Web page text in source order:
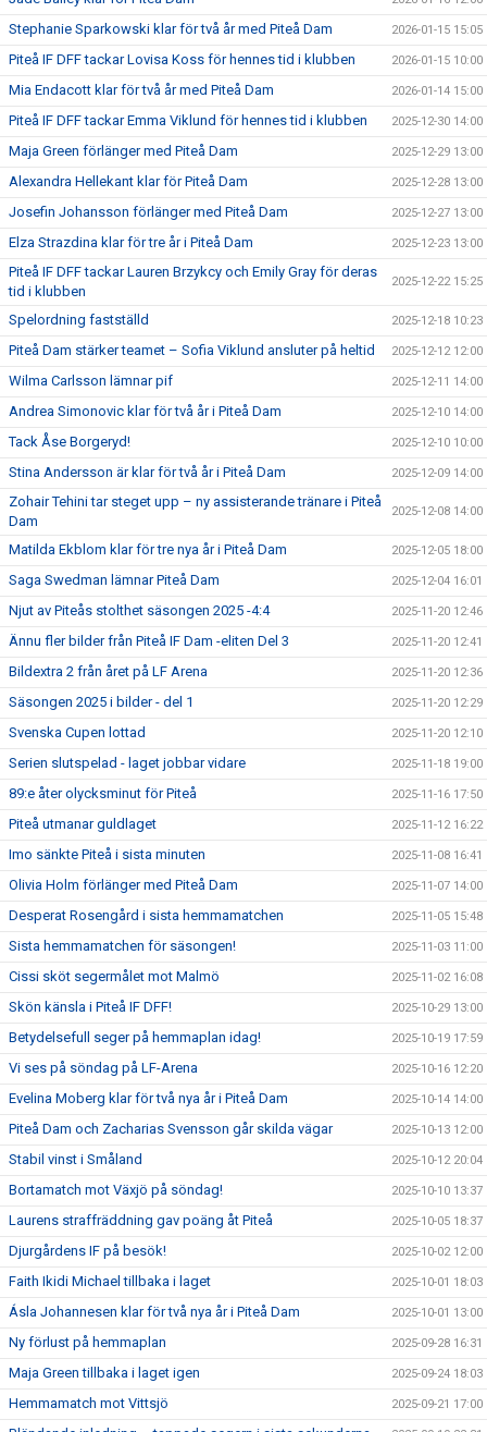
Stephanie Sparkowski klar för två år med Piteå Dam 2026-01-15 15:05
Piteå IF DFF tackar Lovisa Koss för hennes tid i klubben 2026-01-15 10:00
Mia Endacott klar för två år med Piteå Dam 2026-01-14 15:00
Piteå IF DFF tackar Emma Viklund för hennes tid i klubben 2025-12-30 14:00
Maja Green förlänger med Piteå Dam 2025-12-29 13:00
Alexandra Hellekant klar för Piteå Dam 2025-12-28 13:00
Josefin Johansson förlänger med Piteå Dam 2025-12-27 13:00
Elza Strazdina klar för tre år i Piteå Dam 2025-12-23 13:00
Piteå IF DFF tackar Lauren Brzykcy och Emily Gray för deras
tid i klubben
2025-12-22 15:25
Spelordning fastställd 2025-12-18 10:23
Piteå Dam stärker teamet – Sofia Viklund ansluter på heltid 2025-12-12 12:00
Wilma Carlsson lämnar pif 2025-12-11 14:00
Andrea Simonovic klar för två år i Piteå Dam 2025-12-10 14:00
Tack Åse Borgeryd! 2025-12-10 10:00
Stina Andersson är klar för två år i Piteå Dam 2025-12-09 14:00
Zohair Tehini tar steget upp – ny assisterande tränare i Piteå
Dam
2025-12-08 14:00
Matilda Ekblom klar för tre nya år i Piteå Dam 2025-12-05 18:00
Saga Swedman lämnar Piteå Dam 2025-12-04 16:01
Njut av Piteås stolthet säsongen 2025 -4:4 2025-11-20 12:46
Ännu fler bilder från Piteå IF Dam -eliten Del 3 2025-11-20 12:41
Bildextra 2 från året på LF Arena 2025-11-20 12:36
Säsongen 2025 i bilder - del 1 2025-11-20 12:29
Svenska Cupen lottad 2025-11-20 12:10
Serien slutspelad - laget jobbar vidare 2025-11-18 19:00
89:e åter olycksminut för Piteå 2025-11-16 17:50
Piteå utmanar guldlaget 2025-11-12 16:22
Imo sänkte Piteå i sista minuten 2025-11-08 16:41
Olivia Holm förlänger med Piteå Dam 2025-11-07 14:00
Desperat Rosengård i sista hemmamatchen 2025-11-05 15:48
Sista hemmamatchen för säsongen! 2025-11-03 11:00
Cissi sköt segermålet mot Malmö 2025-11-02 16:08
Skön känsla i Piteå IF DFF! 2025-10-29 13:00
Betydelsefull seger på hemmaplan idag! 2025-10-19 17:59
Vi ses på söndag på LF-Arena 2025-10-16 12:20
Evelina Moberg klar för två nya år i Piteå Dam 2025-10-14 14:00
Piteå Dam och Zacharias Svensson går skilda vägar 2025-10-13 12:00
Stabil vinst i Småland 2025-10-12 20:04
Bortamatch mot Växjö på söndag! 2025-10-10 13:37
Laurens straffräddning gav poäng åt Piteå 2025-10-05 18:37
Djurgårdens IF på besök! 2025-10-02 12:00
Faith Ikidi Michael tillbaka i laget 2025-10-01 18:03
Ásla Johannesen klar för två nya år i Piteå Dam 2025-10-01 13:00
Ny förlust på hemmaplan 2025-09-28 16:31
Maja Green tillbaka i laget igen 2025-09-24 18:03
Hemmamatch mot Vittsjö 2025-09-21 17:00